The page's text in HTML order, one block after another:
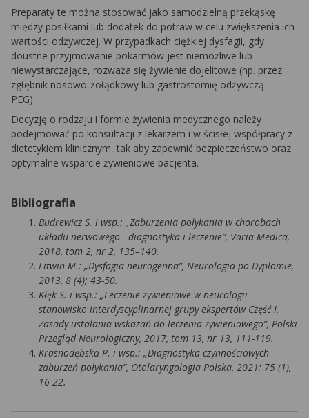
Preparaty te można stosować jako samodzielną przekąskę
między posiłkami lub dodatek do potraw w celu zwiększenia ich
wartości odżywczej. W przypadkach ciężkiej dysfagii, gdy
doustne przyjmowanie pokarmów jest niemożliwe lub
niewystarczające, rozważa się żywienie dojelitowe (np. przez
zgłębnik nosowo-żołądkowy lub gastrostomię odżywczą –
PEG).
Decyzję o rodzaju i formie żywienia medycznego należy
podejmować po konsultacji z lekarzem i w ścisłej współpracy z
dietetykiem klinicznym, tak aby zapewnić bezpieczeństwo oraz
optymalne wsparcie żywieniowe pacjenta.
Bibliografia
Budrewicz S. i wsp.: „Zaburzenia połykania w chorobach
układu nerwowego - diagnostyka i leczenie”, Varia Medica,
2018, tom 2, nr 2, 135–140.
Litwin M.: „Dysfagia neurogenna”, Neurologia po Dyplomie,
2013, 8 (4); 43-50.
Kłęk S. i wsp.: „Leczenie żywieniowe w neurologii —
stanowisko interdyscyplinarnej grupy ekspertów Część I.
Zasady ustalania wskazań do leczenia żywieniowego”, Polski
Przegląd Neurologiczny, 2017, tom 13, nr 13, 111-119.
Krasnodębska P. i wsp.: „Diagnostyka czynnościowych
zaburzeń połykania”, Otolaryngologia Polska, 2021: 75 (1),
16-22.